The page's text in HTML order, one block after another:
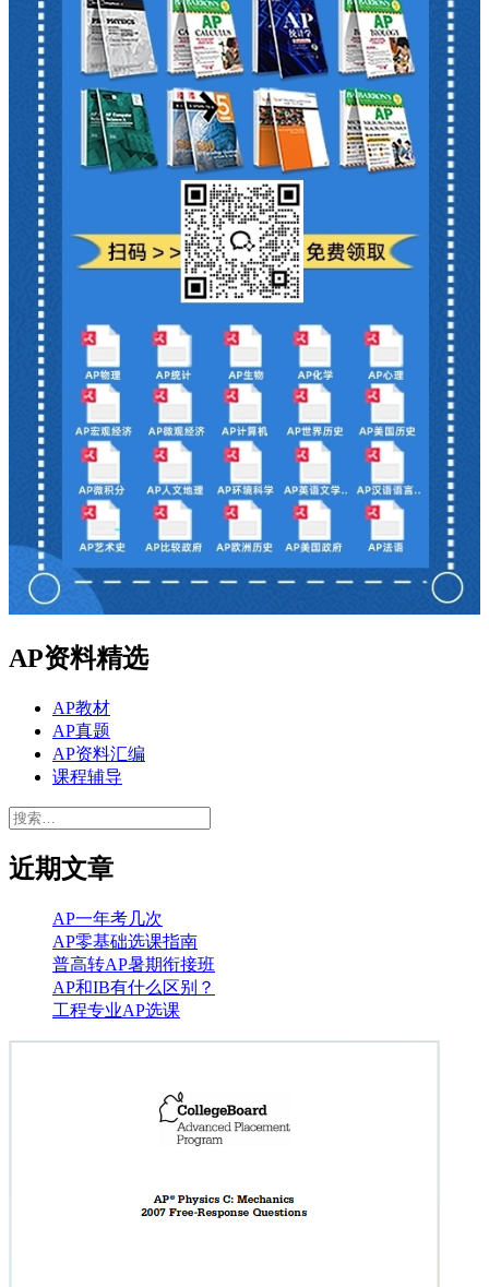
AP资料精选
AP教材
AP真题
AP资料汇编
课程辅导
搜
近期文章
AP一年考几次
AP零基础选课指南
普高转AP暑期衔接班
AP和IB有什么区别？
工程专业AP选课